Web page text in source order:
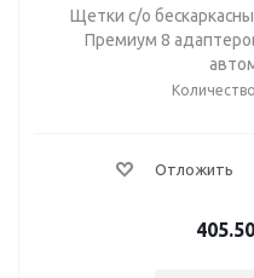
Щетки с/о
Премиум 8
Отложить
405.50